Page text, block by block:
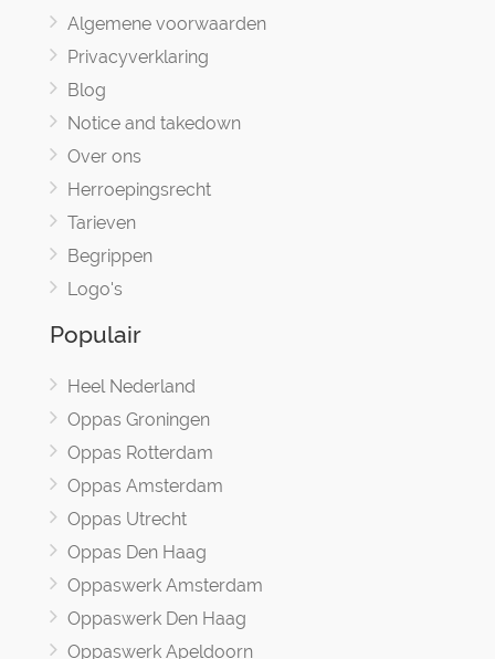
Algemene voorwaarden
Privacyverklaring
Blog
Notice and takedown
Over ons
Herroepingsrecht
Tarieven
Begrippen
Logo's
Populair
Heel Nederland
Oppas Groningen
Oppas Rotterdam
Oppas Amsterdam
Oppas Utrecht
Oppas Den Haag
Oppaswerk Amsterdam
Oppaswerk Den Haag
Oppaswerk Apeldoorn